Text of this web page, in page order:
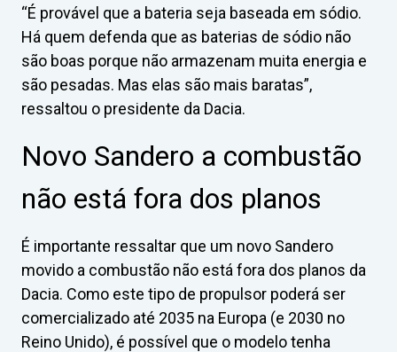
“É provável que a bateria seja baseada em sódio.
Há quem defenda que as baterias de sódio não
são boas porque não armazenam muita energia e
são pesadas. Mas elas são mais baratas”,
ressaltou o presidente da Dacia.
Novo Sandero a combustão
não está fora dos planos
É importante ressaltar que um novo Sandero
movido a combustão não está fora dos planos da
Dacia. Como este tipo de propulsor poderá ser
comercializado até 2035 na Europa (e 2030 no
Reino Unido), é possível que o modelo tenha